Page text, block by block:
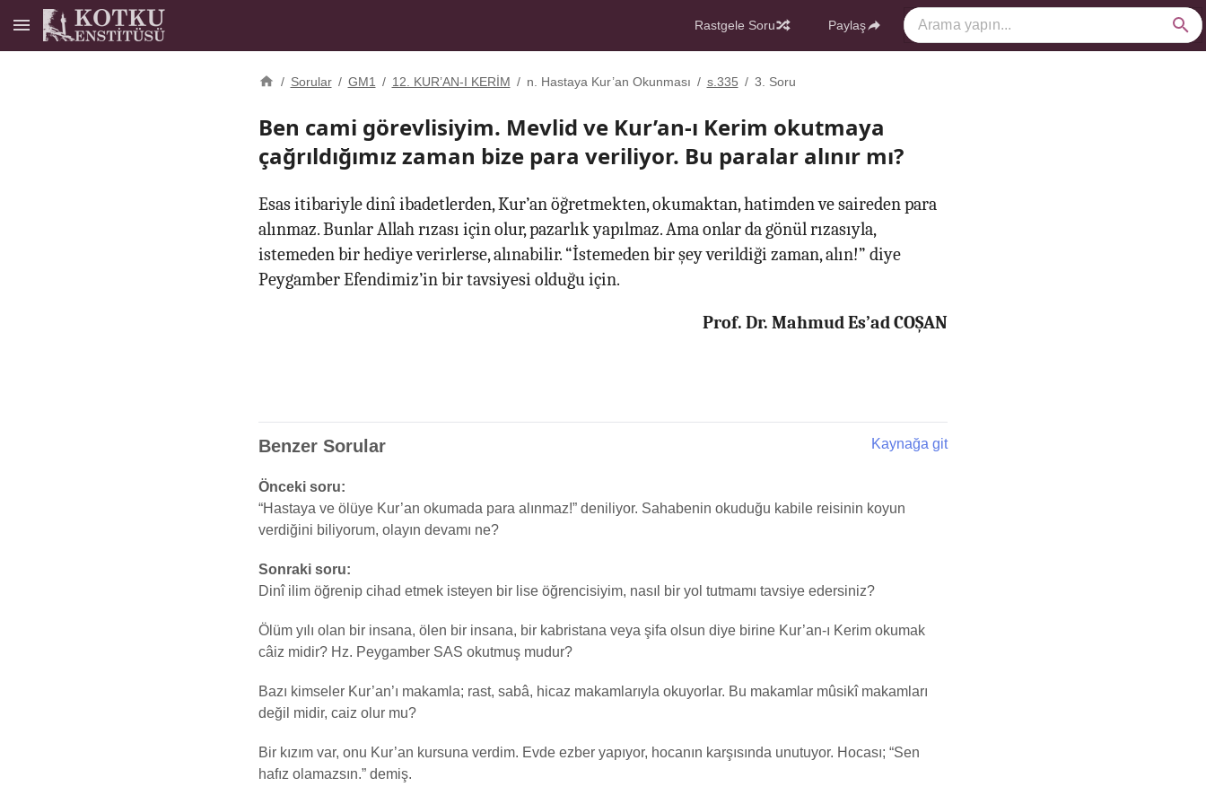
Rastgele Soru Paylaş
/ Sorular / GM1 / 12. KUR’AN-I KERİM / n. Hastaya Kur’an Okunması / s.335 / 3. Soru
Ben cami görevlisiyim. Mevlid ve Kur’an-ı Kerim okutmaya
çağrıldığımız zaman bize para veriliyor. Bu paralar alınır mı?
Esas itibariyle dinî ibadetlerden, Kur’an öğretmekten, okumaktan, hatimden ve saireden para
alınmaz. Bunlar Allah rızası için olur, pazarlık yapılmaz. Ama onlar da gönül rızasıyla,
istemeden bir hediye verirlerse, alınabilir. “İstemeden bir şey verildiği zaman, alın!” diye
Peygamber Efendimiz’in bir tavsiyesi olduğu için.
Prof. Dr. Mahmud Es’ad COŞAN
Benzer Sorular Kaynağa git
Önceki soru:
“Hastaya ve ölüye Kur’an okumada para alınmaz!” deniliyor. Sahabenin okuduğu kabile reisinin koyun
verdiğini biliyorum, olayın devamı ne?
Sonraki soru:
Dinî ilim öğrenip cihad etmek isteyen bir lise öğrencisiyim, nasıl bir yol tutmamı tavsiye edersiniz?
Ölüm yılı olan bir insana, ölen bir insana, bir kabristana veya şifa olsun diye birine Kur’an-ı Kerim okumak
câiz midir? Hz. Peygamber SAS okutmuş mudur?
Bazı kimseler Kur’an’ı makamla; rast, sabâ, hicaz makamlarıyla okuyorlar. Bu makamlar mûsikî makamları
değil midir, caiz olur mu?
Bir kızım var, onu Kur’an kursuna verdim. Evde ezber yapıyor, hocanın karşısında unutuyor. Hocası; “Sen
hafız olamazsın.” demiş.